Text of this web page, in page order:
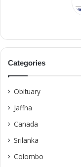
Categories
Obituary
Jaffna
Canada
Srilanka
Colombo